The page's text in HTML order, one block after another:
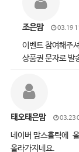
조은맘 03.19
이벤트 참여해주
상품권 문자로 발
태오태은맘 03.23
네이버 맘스홀릭에
올라가지네요.